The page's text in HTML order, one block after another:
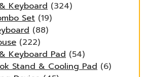
Keyboard (324)
Set (19)
(88)
(222)
Keyboard Pad (54)
Stand & Cooling Pad (6)